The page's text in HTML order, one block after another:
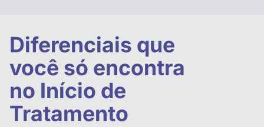
Diferenciais que
você só encontra
no Início de
Tratamento